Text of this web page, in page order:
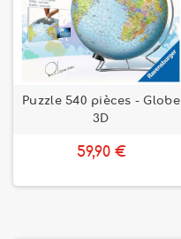
Puzzle 540 pièces - Globe
3D
59,90 €